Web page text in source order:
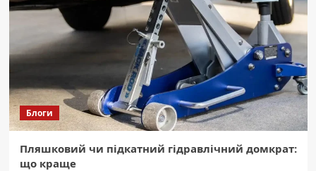
добу.
3
Громадянина Грузії видворили з
України після звільнення з колонії
Черкащина: грози, град і шквали –
Блоги
Пляшковий чи підкатний гідравлічний домкрат:
що краще